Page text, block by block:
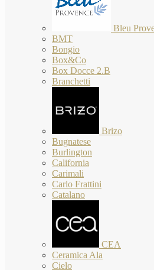
Bleu
BMT
Bongio
Box&Co
Box Docce 2.B
Branchetti
Brizo
Bugnatese
Burlington
California
Carimali
Carlo Frattini
Catalano
CEA
Ceramica Ala
Cielo